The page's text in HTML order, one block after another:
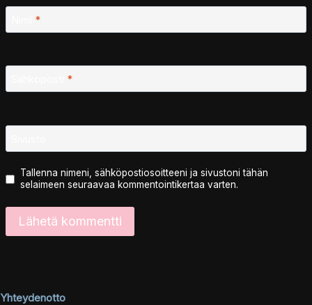
*
*
Tallenna nimeni, sähköpostiosoitteeni ja sivustoni tähän
selaimeen seuraavaa kommentointikertaa varten.
Yhteydenotto